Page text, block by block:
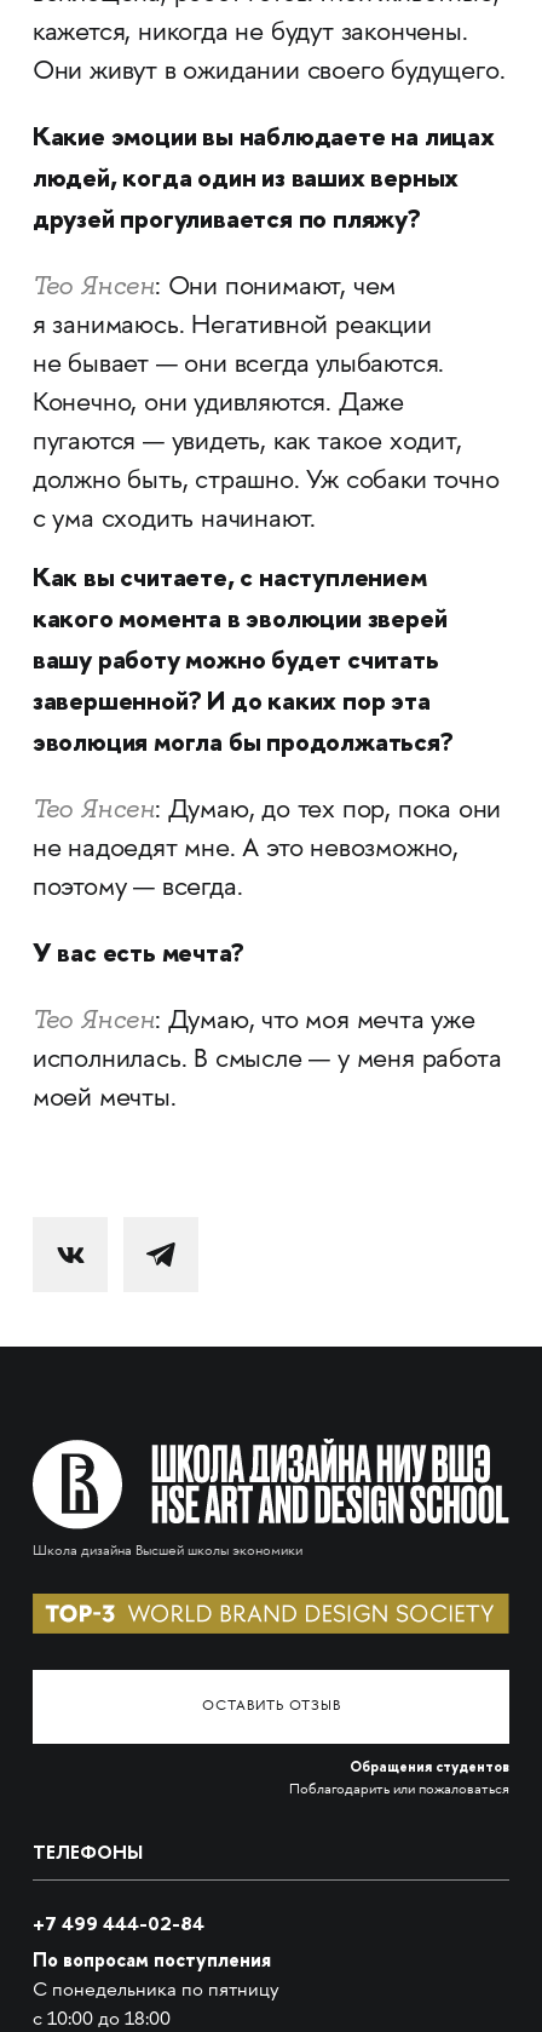
кажется, никогда не будут закончены.
Они живут в ожидании своего будущего.
Какие эмоции вы наблюдаете на лицах
людей, когда один из ваших верных
друзей прогуливается по пляжу?
Тео Янсен: Они понимают, чем
я занимаюсь. Негативной реакции
не бывает — они всегда улыбаются.
Конечно, они удивляются. Даже
пугаются — увидеть, как такое ходит,
должно быть, страшно. Уж собаки точно
с ума сходить начинают.
Как вы считаете, с наступлением
какого момента в эволюции зверей
вашу работу можно будет считать
завершенной? И до каких пор эта
эволюция могла бы продолжаться?
Тео Янсен: Думаю, до тех пор, пока они
не надоедят мне. А это невозможно,
поэтому — всегда.
У вас есть мечта?
Тео Янсен: Думаю, что моя мечта уже
исполнилась. В смысле — у меня работа
моей мечты.
Школа дизайна Высшей школы экономики
ОСТАВИТЬ ОТЗЫВ
Обращения студентов
Поблагодарить или пожаловаться
ТЕЛЕФОНЫ
+7 499 444-02-84
По вопросам поступления
С понедельника по пятницу
с 10:00 до 18:00